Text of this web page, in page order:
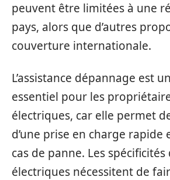
peuvent être limitées à une
pays, alors que d’autres
couverture internationale.
L’assistance dépannage est
essentiel pour les
électriques, car elle permet
d’une prise en charge rapide
cas de panne. Les
électriques nécessitent de